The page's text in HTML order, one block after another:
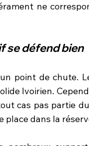
ne
se défend bien
point de chute.
Ivoirien.
cas pas partie
place dans la